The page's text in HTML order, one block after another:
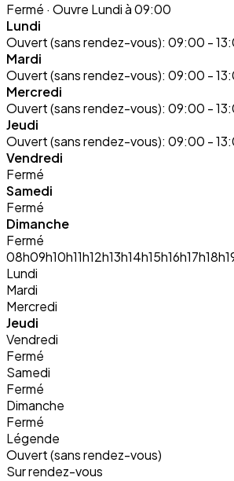
Fermé · Ouvre Lundi à 09:00
Lundi
Ouvert (sans rendez-vous): 09:00 -
Mardi
Ouvert (sans rendez-vous): 09:00 -
Mercredi
Ouvert (sans rendez-vous): 09:00 -
Jeudi
Ouvert (sans rendez-vous): 09:00 -
Vendredi
Fermé
Samedi
Fermé
Dimanche
Fermé
08h09h10h11h12h13h14h15h16h17h18h
Lundi
Mardi
Mercredi
Jeudi
Vendredi
Fermé
Samedi
Fermé
Dimanche
Fermé
Légende
Ouvert (sans rendez-vous)
Sur rendez-vous